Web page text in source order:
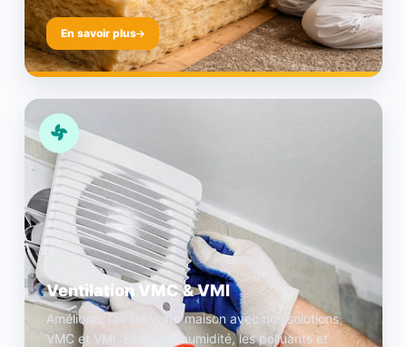
En savoir plus
Ventilation VMC & VMI
Améliorez l’air de votre maison avec nos solutions
VMC et VMI. Éliminez l’humidité, les polluants et